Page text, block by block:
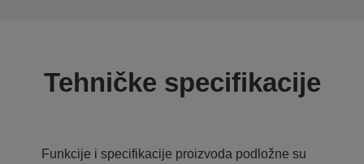
Tehničke specifikacije
Funkcije i specifikacije proizvoda podložne su